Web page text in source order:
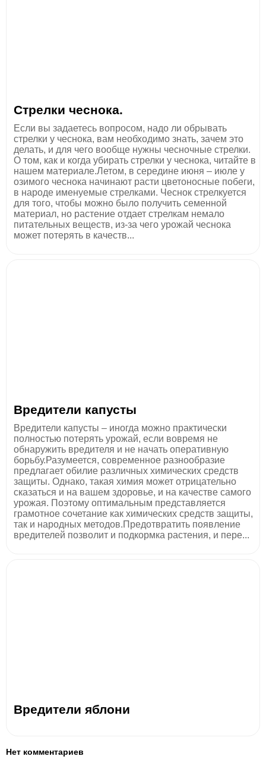
Стрелки чеснока.
Если вы задаетесь вопросом, надо ли обрывать
стрелки у чеснока, вам необходимо знать, зачем это
делать, и для чего вообще нужны чесночные стрелки.
О том, как и когда убирать стрелки у чеснока, читайте в
нашем материале.Летом, в середине июня – июле у
озимого чеснока начинают расти цветоносные побеги,
в народе именуемые стрелками. Чеснок стрелкуется
для того, чтобы можно было получить семенной
материал, но растение отдает стрелкам немало
питательных веществ, из-за чего урожай чеснока
может потерять в качеств...
Вредители капусты
Вредители капусты – иногда можно практически
полностью потерять урожай, если вовремя не
обнаружить вредителя и не начать оперативную
борьбу.Разумеется, современное разнообразие
предлагает обилие различных химических средств
защиты. Однако, такая химия может отрицательно
сказаться и на вашем здоровье, и на качестве самого
урожая. Поэтому оптимальным представляется
грамотное сочетание как химических средств защиты,
так и народных методов.Предотвратить появление
вредителей позволит и подкормка растения, и пере...
Вредители яблони
Нет комментариев